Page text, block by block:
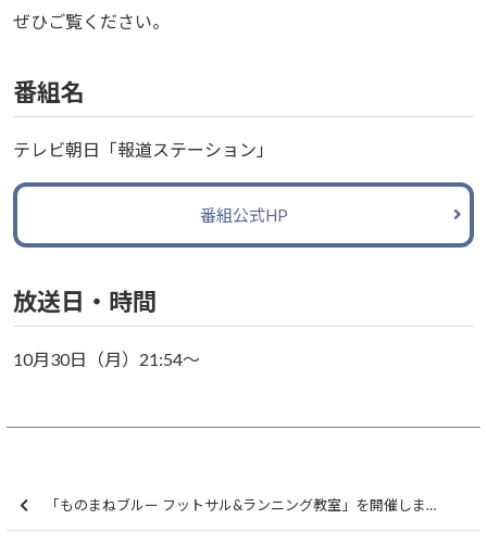
ぜひご覧ください。
番組名
テレビ朝日「報道ステーション」
番組公式HP
放送日・時間
10月30日（月）21:54～
「ものまねブルー フットサル&ランニング教室」を開催しました